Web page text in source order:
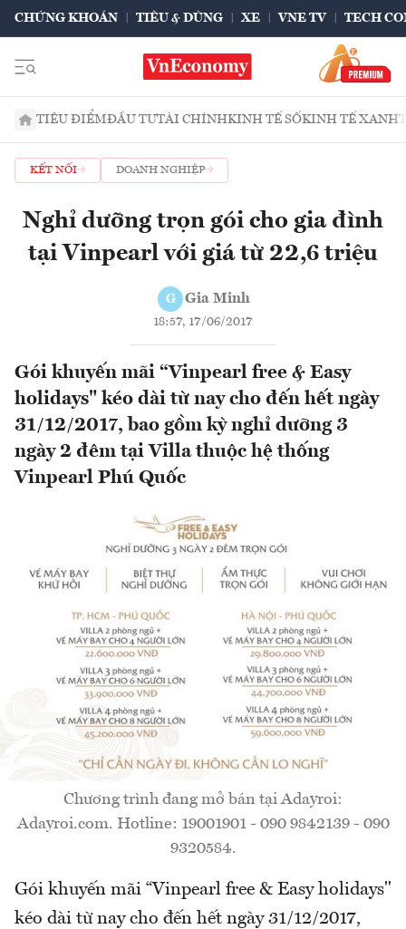
CHỨNG KHOÁN TIÊU & DÙNG XE VNE TV TECH
TIÊU ĐIỂMĐẦU TƯTÀI CHÍNHKINH TẾ SỐKINH TẾ XANH
KẾT NỐI DOANH NGHIỆP
Nghỉ dưỡng trọn gói cho gia đình
tại Vinpearl với giá từ 22,6 triệu
G Gia Minh
18:57, 17/06/2017
Gói khuyến mãi “Vinpearl free & Easy
holidays" kéo dài từ nay cho đến hết ngày
31/12/2017, bao gồm kỳ nghỉ dưỡng 3
ngày 2 đêm tại Villa thuộc hệ thống
Vinpearl Phú Quốc
Chương trình đang mở bán tại Adayroi:
Adayroi.com. Hotline: 19001901 - 090 9842139 - 090
9320584.
Gói khuyến mãi “Vinpearl free & Easy holidays"
kéo dài từ nay cho đến hết ngày 31/12/2017,